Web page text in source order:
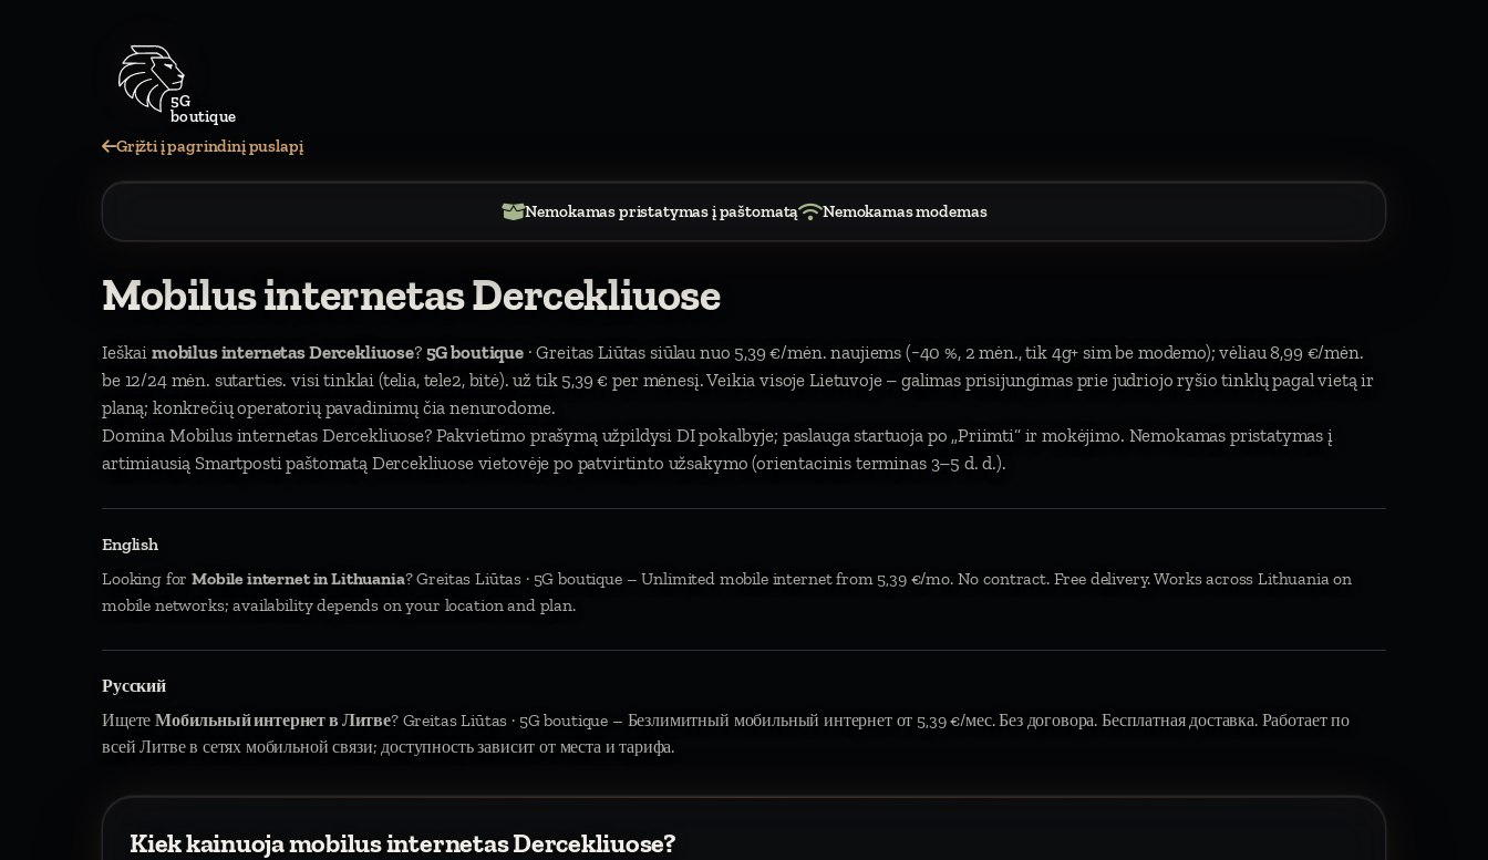
5G
boutique
Grįžti į pagrindinį puslapį
Nemokamas pristatymas į paštomatą Nemokamas modemas
Mobilus internetas Dercekliuose
Ieškai mobilus internetas Dercekliuose? 5G boutique· Greitas Liūtas siūlau nuo 5,39 €/mėn. naujiems (−40 %, 2 mėn., tik 4g+ sim be modemo); vėliau 8,99 €/mėn.
be 12/24 mėn. sutarties. visi tinklai (telia, tele2, bitė). už tik 5,39 € per mėnesį. Veikia visoje Lietuvoje – galimas prisijungimas prie judriojo ryšio tinklų pagal vietą ir
planą; konkrečių operatorių pavadinimų čia nenurodome.
Domina Mobilus internetas Dercekliuose? Pakvietimo prašymą užpildysi DI pokalbyje; paslauga startuoja po „Priimti“ ir mokėjimo. Nemokamas pristatymas į
artimiausią Smartposti paštomatą Dercekliuose vietovėje po patvirtinto užsakymo (orientacinis terminas 3–5 d. d.).
English
Looking forMobile internet in Lithuania? Greitas Liūtas · 5G boutique – Unlimited mobile internet from 5,39 €/mo. No contract. Free delivery. Works across Lithuania on
mobile networks; availability depends on your location and plan.
Русский
ИщетеМобильный интернет в Литве? Greitas Liūtas · 5G boutique – Безлимитный мобильный интернет от 5,39 €/мес. Без договора. Бесплатная доставка. Работает по
всей Литве в сетях мобильной связи; доступность зависит от места и тарифа.
Kiek kainuoja mobilus internetas Dercekliuose?